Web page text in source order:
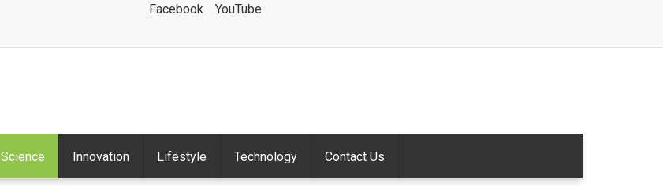
Facebook YouTube
Science Innovation Lifestyle Technology Contact Us